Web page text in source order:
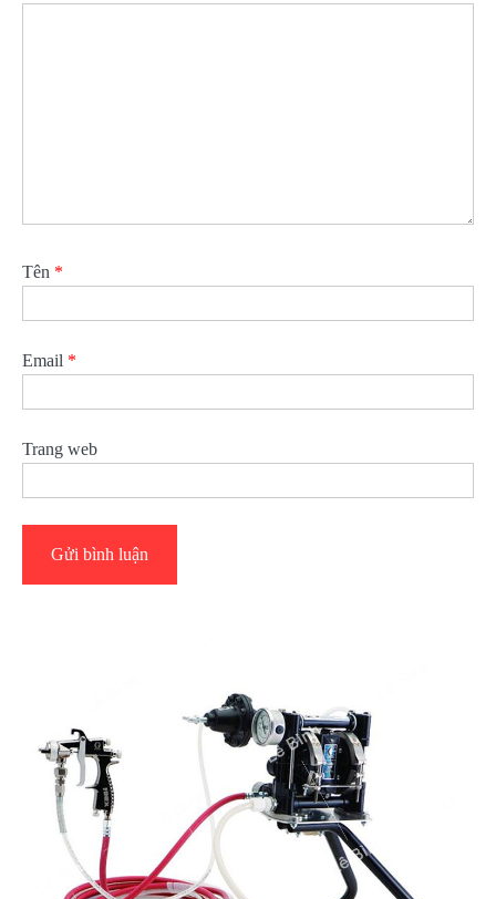
Tên *
Email *
Trang web